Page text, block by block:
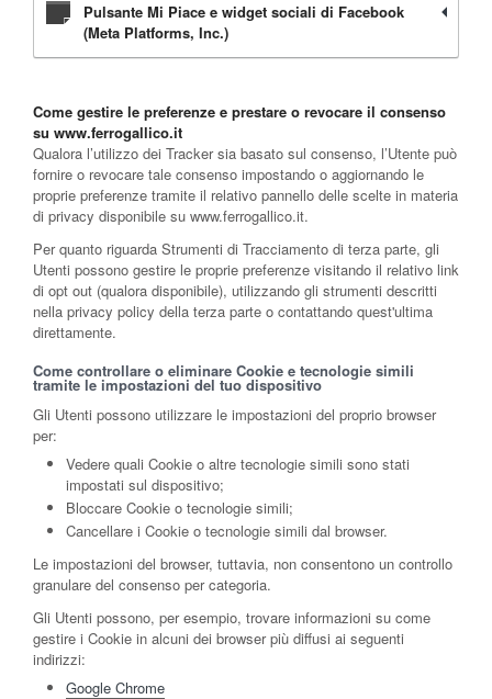
Pulsante Mi Piace e widget sociali di Facebook
(Meta Platforms, Inc.)
Come gestire le preferenze e prestare o revocare il consenso
su www.ferrogallico.it
Qualora l’utilizzo dei Tracker sia basato sul consenso, l’Utente può
fornire o revocare tale consenso impostando o aggiornando le
proprie preferenze tramite il relativo pannello delle scelte in materia
di privacy disponibile su www.ferrogallico.it.
Per quanto riguarda Strumenti di Tracciamento di terza parte, gli
Utenti possono gestire le proprie preferenze visitando il relativo link
di opt out (qualora disponibile), utilizzando gli strumenti descritti
nella privacy policy della terza parte o contattando quest'ultima
direttamente.
Come controllare o eliminare Cookie e tecnologie simili
tramite le impostazioni del tuo dispositivo
Gli Utenti possono utilizzare le impostazioni del proprio browser
per:
Vedere quali Cookie o altre tecnologie simili sono stati
impostati sul dispositivo;
Bloccare Cookie o tecnologie simili;
Cancellare i Cookie o tecnologie simili dal browser.
Le impostazioni del browser, tuttavia, non consentono un controllo
granulare del consenso per categoria.
Gli Utenti possono, per esempio, trovare informazioni su come
gestire i Cookie in alcuni dei browser più diffusi ai seguenti
indirizzi:
Google Chrome